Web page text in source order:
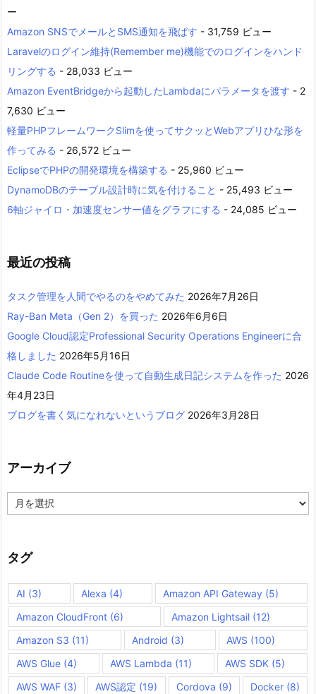
ー
Amazon SNSでメールとSMS通知を飛ばす - 31,759 ビュー
Laravelのログイン維持(Remember me)機能でのログインをハンド
リングする - 28,033 ビュー
Amazon EventBridgeから起動したLambdaにパラメータを渡す - 2
7,630 ビュー
軽量PHPフレームワークSlimを使ってサクッとWebアプリひな形を
作ってみる - 26,572 ビュー
EclipseでPHPの開発環境を構築する - 25,960 ビュー
DynamoDBのテーブル設計時に気を付けること - 25,493 ビュー
6軸ジャイロ・加速度センサー値をグラフにする - 24,085 ビュー
最近の投稿
タスク管理を人間でやるのをやめてみた 2026年7月26日
Ray-Ban Meta（Gen 2）を買った 2026年6月6日
Google Cloud認定Professional Security Operations Engineerに合
格しました 2026年5月16日
Claude Code Routineを使って自動生成日記システムを作った 2026
年4月23日
ブログを書く気になれないというブログ 2026年3月28日
アーカイブ
ー
ブ
タグ
AI (3) Alexa (4) Amazon API Gateway (5)
Amazon CloudFront (6) Amazon Lightsail (12)
Amazon S3 (11) Android (3) AWS (100)
AWS Glue (4) AWS Lambda (11) AWS SDK (5)
AWS WAF (3) AWS認定 (19) Cordova (9) Docker(8)